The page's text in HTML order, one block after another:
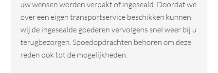
uw wensen worden verpakt of ingeseald. Doordat we
over een eigen transportservice beschikken kunnen
wij de ingesealde goederen vervolgens snel weer bij u
terugbezorgen. Spoedopdrachten behoren om deze
reden ook tot de mogelijkheden.